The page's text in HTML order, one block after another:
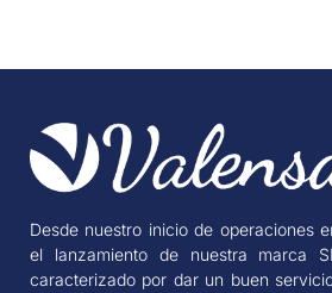
Desde nuestro inicio de operaciones
el lanzamiento de nuestra marca
caracterizado por dar un buen